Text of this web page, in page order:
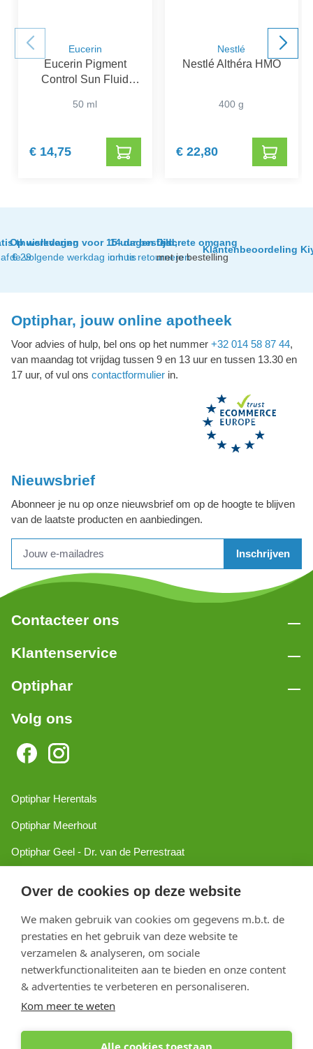
Over de cookies op deze website
We maken gebruik van cookies om gegevens m.b.t. de
prestaties en het gebruik van deze website te
verzamelen & analyseren, om sociale
netwerkfunctionaliteiten aan te bieden en onze content
& advertenties te verbeteren en personaliseren.
Kom meer te weten
Alle cookies toestaan
Eucerin
Eucerin Pigment
Control Sun Fluid
50 ml
€ 14,75
Nestlé
Nestlé Althéra HMO
400 g
€ 22,80
thuislevering
€ 29
Op werkdagen voor 15 uur besteld,
de volgende werkdag in huis
14 dagen tijd
om te retourneren
Discrete omgang
met je bestelling
Klantenbeoordeling
Optiphar, jouw online apotheek
Voor advies of hulp, bel ons op het nummer +32 014 58 87 44,
van maandag tot vrijdag tussen 9 en 13 uur en tussen 13.30 en
17 uur, of vul ons contactformulier in.
Nieuwsbrief
Abonneer je nu op onze nieuwsbrief om op de hoogte te blijven
van de laatste producten en aanbiedingen.
Inschrijven
Contacteer ons
Klantenservice
Optiphar
Volg ons
Optiphar Herentals
Optiphar Meerhout
Optiphar Geel - Dr. van de Perrestraat
Optiphar Mol
Copyright 2026 optiphar.com. Alle rechten voorbehouden